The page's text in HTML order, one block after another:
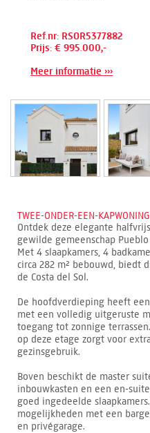
Ref.nr: RSOR5377882
Prijs: € 995.000,-
Meer informatie ›››
TWEE-ONDER-EEN-
Ontdek deze elegante
gewilde gemeenschap
Met 4 slaapkamers, 4
circa 282 m² bebouwd, biedt
de Costa del Sol.
De hoofdverdieping heeft
met een volledig uitgeruste
toegang tot zonnige
op deze etage zorgt voor
gezinsgebruik.
Boven beschikt de master
inbouwkasten en een en-
goed ingedeelde
mogelijkheden met een
en privégarage.